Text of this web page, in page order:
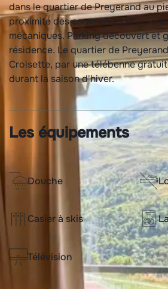
dans le quartier de Preyerand au
proximité des commerces et
mécaniques. Parking découvert et
résidence. Le quartier de
Croisette, par une télébenne
durant la saison d'hiver.
Les équipements
Douche
Casier à skis
Télévision